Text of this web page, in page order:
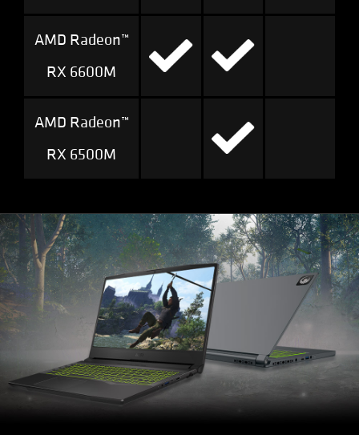
AMD Radeon™
RX 6600M
AMD Radeon™
RX 6500M